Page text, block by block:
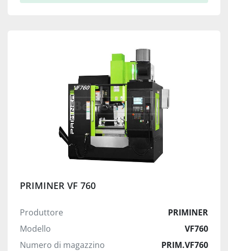
PRIMINER VF 760
Produttore
PRIMINER
Modello
VF760
Numero di magazzino
PRIM.VF760